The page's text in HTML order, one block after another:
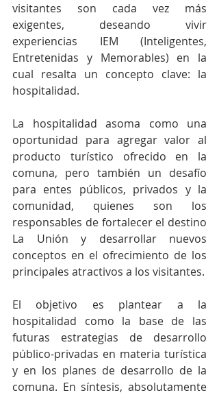
visitantes son cada vez más
exigentes, deseando vivir
experiencias IEM (Inteligentes,
Entretenidas y Memorables) en la
cual resalta un concepto clave: la
hospitalidad.
La hospitalidad asoma como una
oportunidad para agregar valor al
producto turístico ofrecido en la
comuna, pero también un desafío
para entes públicos, privados y la
comunidad, quienes son los
responsables de fortalecer el destino
La Unión y desarrollar nuevos
conceptos en el ofrecimiento de los
principales atractivos a los visitantes.
El objetivo es plantear a la
hospitalidad como la base de las
futuras estrategias de desarrollo
público-privadas en materia turística
y en los planes de desarrollo de la
comuna. En síntesis, absolutamente